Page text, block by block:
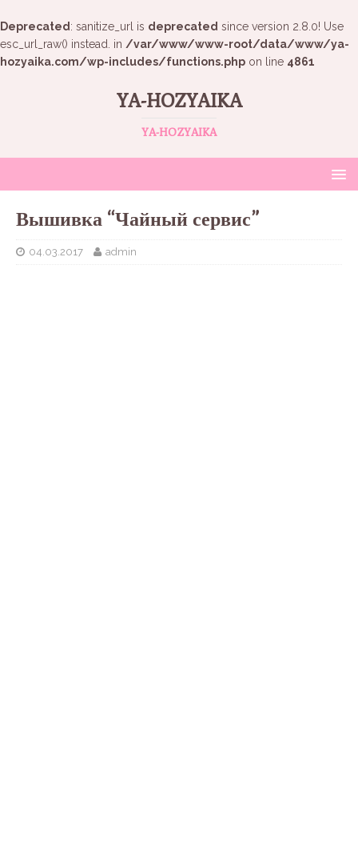
Deprecated : sanitize_url is deprecated since version 2.8.0! Use
esc_url_raw() instead. in /var/www/www-root/data/www/ya-
hozyaika.com/wp-includes/functions.php on line 4861
YA-HOZYAIKA
YA-HOZYAIKA
Вышивка “Чайный сервис”
04.03.2017 admin